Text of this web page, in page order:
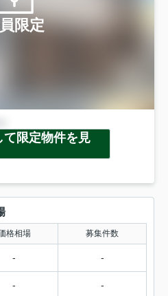
限定
て限定物件を見
格相場 募集件数
- -
- -